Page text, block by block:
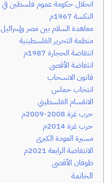
انحلال حكومة عموم فلسطين في 1959م
النكسة 1967م
معاهدة السلام بين مصر وإسرائيل 1979م
منظمة التحرير الفلسطينية
انتفاضة الحجارة 1987م
انتفاضة الأقصى
قانون الانسحاب
انتخاب حماس
الانقسام الفلسطيني
حرب غزة 2008-2009م
حرب غزة 2014م
مسيرة العودة الكبرى
الانتفاضة الرابعة 2021م
طوفان الأقصى
الخاتمة